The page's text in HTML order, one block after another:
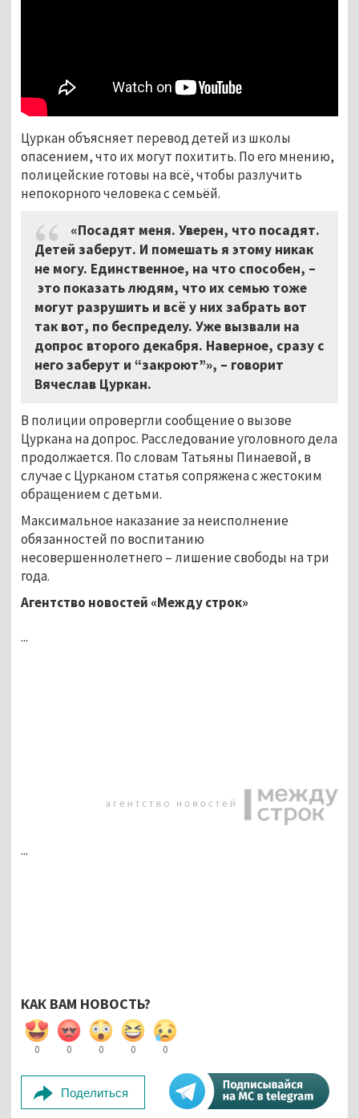
Цуркан объясняет перевод детей из школы
опасением, что их могут похитить. По его мнению,
полицейские готовы на всё, чтобы разлучить
непокорного человека с семьёй.
«Посадят меня. Уверен, что посадят.
Детей заберут. И помешать я этому никак
не могу. Единственное, на что способен, –
это показать людям, что их семью тоже
могут разрушить и всё у них забрать вот
так вот, по беспределу. Уже вызвали на
допрос второго декабря. Наверное, сразу с
него заберут и “закроют”», – говорит
Вячеслав Цуркан.
В полиции опровергли сообщение о вызове
Цуркана на допрос. Расследование уголовного дела
продолжается. По словам Татьяны Пинаевой, в
случае с Цурканом статья сопряжена с жестоким
обращением с детьми.
Максимальное наказание за неисполнение
обязанностей по воспитанию
несовершеннолетнего – лишение свободы на три
года.
Агентство новостей «Между строк»
...
...
КАК ВАМ НОВОСТЬ?
0 0 0 0 0
Поделиться